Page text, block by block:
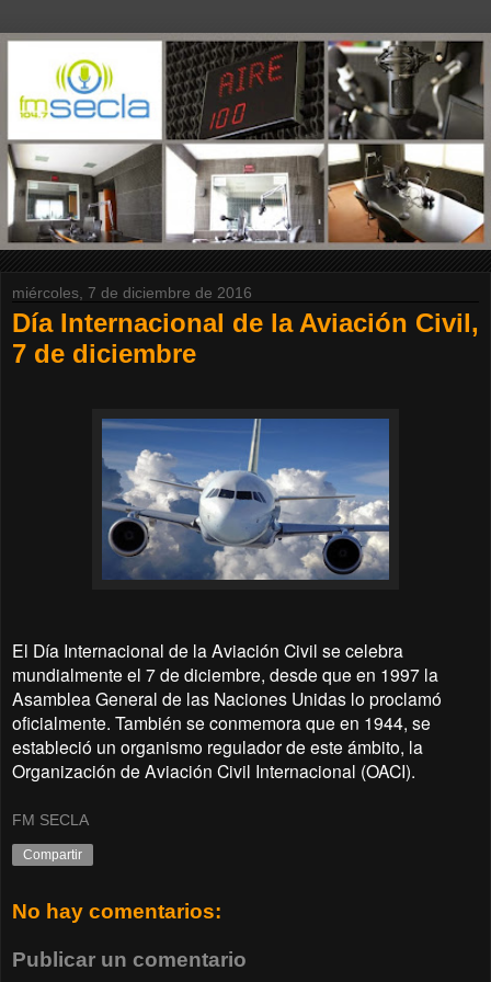
miércoles, 7 de diciembre de 2016
Día Internacional de la Aviación Civil,
7 de diciembre
El Día Internacional de la Aviación Civil se celebra
mundialmente el 7 de diciembre, desde que en 1997 la
Asamblea General de las Naciones Unidas lo proclamó
oficialmente. También se conmemora que en 1944, se
estableció un organismo regulador de este ámbito, la
Organización de Aviación Civil Internacional (OACI).
FM SECLA
Compartir
No hay comentarios:
Publicar un comentario